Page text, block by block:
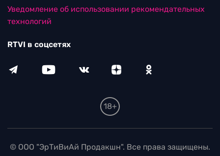
Уведомление об использовании рекомендательных
технологий
RTVI в соцсетях
18+
© ООО "ЭрТиВиАй Продакшн". Все права защищены.